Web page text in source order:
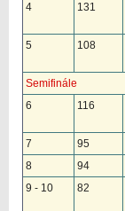
4
131
5
108
Semifinále
6
116
7
95
8
94
9 - 10
82